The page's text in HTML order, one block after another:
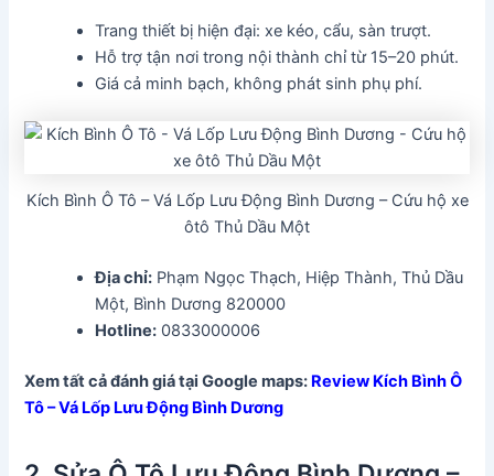
Trang thiết bị hiện đại: xe kéo, cẩu, sàn trượt.
Hỗ trợ tận nơi trong nội thành chỉ từ 15–20 phút.
Giá cả minh bạch, không phát sinh phụ phí.
Kích Bình Ô Tô – Vá Lốp Lưu Động Bình Dương – Cứu hộ xe
ôtô Thủ Dầu Một
Địa chỉ: Phạm Ngọc Thạch, Hiệp Thành, Thủ Dầu
Một, Bình Dương 820000
Hotline: 0833000006
Xem tất cả đánh giá tại Google maps: Review Kích Bình Ô
Tô – Vá Lốp Lưu Động Bình Dương